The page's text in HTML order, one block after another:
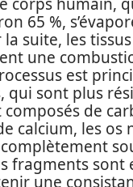
corps humain,
65 %,
suite, les
une
est
qui sont plus
de
calcium, les os
fragments sont
une